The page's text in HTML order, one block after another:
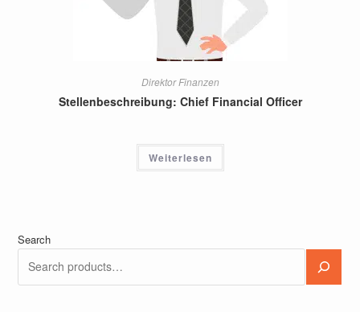
Direktor Finanzen
Stellenbeschreibung: Chief Financial Officer
Weiterlesen
Search